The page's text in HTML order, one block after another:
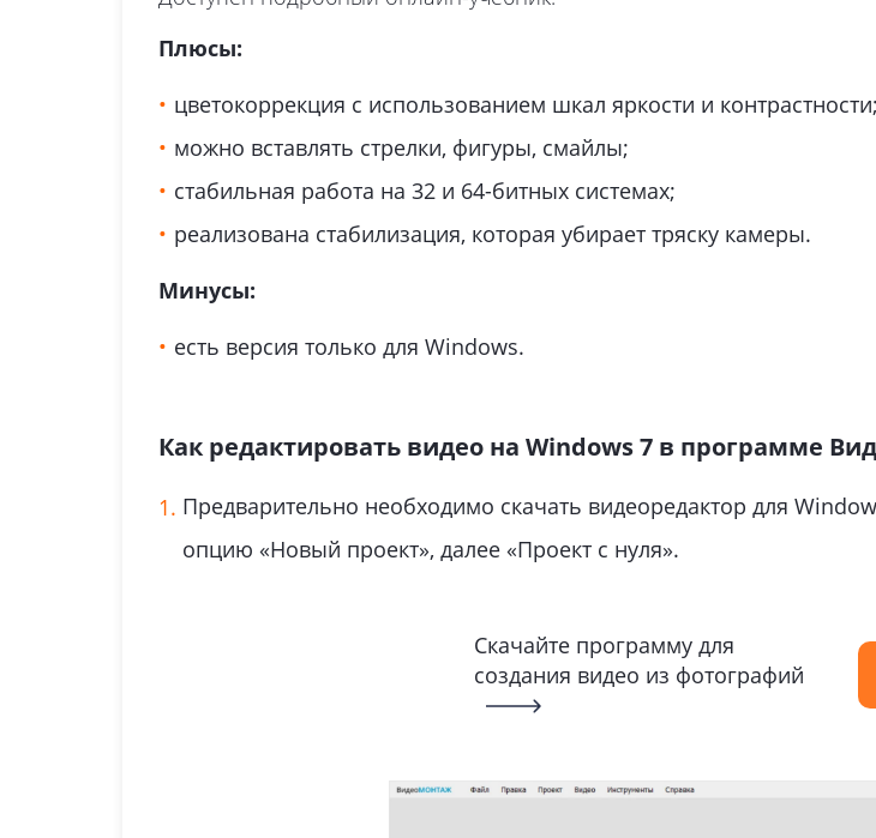
Плюсы:
цветокоррекция с использованием шкал яркости и контрастности;
можно вставлять стрелки, фигуры, смайлы;
стабильная работа на 32 и 64-битных системах;
реализована стабилизация, которая убирает тряску камеры.
Минусы:
есть версия только для Windows.
Как редактировать видео на Windows 7 в программе
Предварительно необходимо скачать видеоредактор для
опцию «Новый проект», далее «Проект с нуля».
Скачайте программу для
создания видео из фотографий